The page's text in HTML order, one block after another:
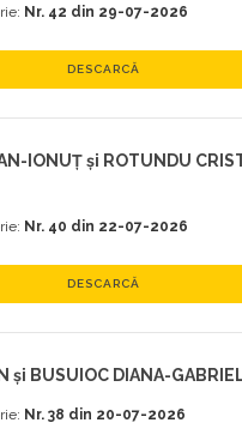
Nr. 42 din 29-07-2026
DESCARCĂ
IONUȚ și ROTUNDU
Nr. 40 din 22-07-2026
DESCARCĂ
și BUSUIOC DIANA-
Nr. 38 din 20-07-2026